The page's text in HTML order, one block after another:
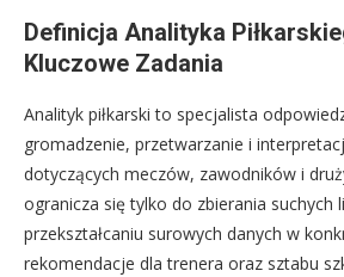
Definicja Analityka
Kluczowe Zadania
Analityk piłkarski to specjalista
gromadzenie, przetwarzanie i
dotyczących meczów, zawodników i
ogranicza się tylko do zbierania suchych
przekształcaniu surowych danych w
rekomendacje dla trenera oraz sztabu